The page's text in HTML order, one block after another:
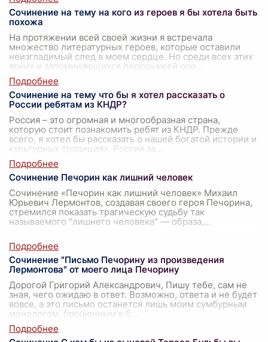
Сочинение на тему на кого из героев я бы хотела быть
похожа
На протяжении всей своей жизни я встречала
множество литературных героев, которые оставили
неизгладимый след в моем сердце. Но среди всех этих
ярких и запоминающихся персонажей осо
Сочинение на тему что бы я хотел рассказать о
России ребятам из КНДР?
Россия – это огромная и многообразная страна,
которую стоит познакомить ребят из КНДР. Прежде
всего, я хотел бы рассказать о нашей богатой истории и
культурных традициях. Россия за
Сочинение Печорин как лишний человек
Сочинение «Печорин как лишний человек» Михаил
Юрьевич Лермонтов, создавая своего героя Печорина,
стремился показать трагическую судьбу так
называемого "лишнего человека" — образа,...
Сочинение "Письмо Печорину из произведения
Лермонтова" от моего лица Печорину
Дорогой Григорий Александрович, Пишу тебе, сам не
зная, чего ожидаю в ответ. Возможно, ответа и не будет
вовсе, а это письмо останется лишь моим сумбурным
монологом, брошенным в б